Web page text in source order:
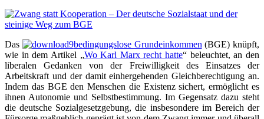
Das bedingungslose Grundeinkommen(BGE) knüpft,
wie in dem Artikel „Wo Karl Marx recht hatte“ beleuchtet, an den
liberalen Gedanken von der Freiwilligkeit des Einsatzes der
Arbeitskraft und der damit einhergehenden Gleichberechtigung an.
Indem das BGE den Menschen die Existenz sichert, ermöglicht es
ihnen Autonomie und Selbstbestimmung. Im Gegensatz dazu steht
die deutsche Sozialgesetzgebung, die insbesondere im Bereich der